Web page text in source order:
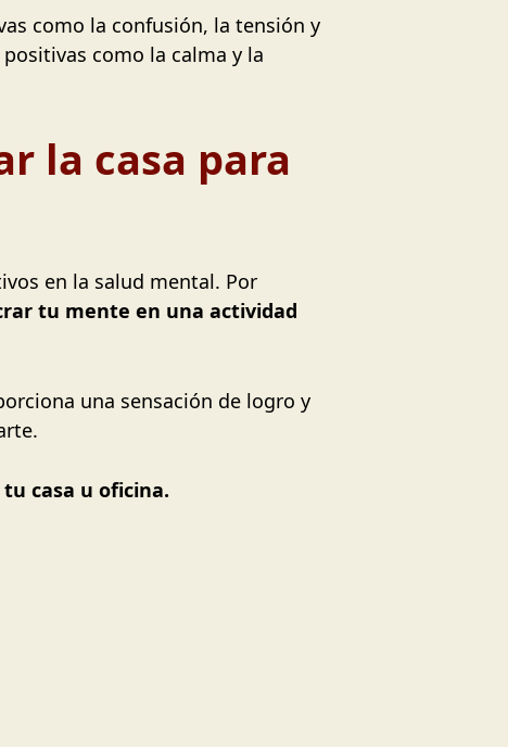
como la confusión, la tensión y
como la calma y la
la casa para
en la salud mental. Por
tu mente en una actividad
una sensación de logro y
casa u oficina.